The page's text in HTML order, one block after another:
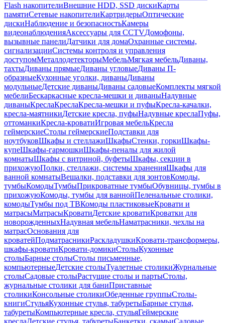
Flash накопителиВнешние HDD, SSD дискиКарты
памятиСетевые накопителиКартридерыОптические
дискиНаблюдение и безопасностьКамеры
видеонаблюденияАксессуары для CCTVДомофоны,
вызывные панелиДатчики для домаОхранные системы,
сигнализацииСистемы контроля и управления
доступомМеталлодетекторыМебельМягкая мебельДиваны,
тахтыДиваны прямыеДиваны угловыеДиваны П-
образныеКухонные уголки, диваныДиваны
модульныеДетские диваныДиваны садовыеКомплекты мягкой
мебелиБескаркасные кресла-мешки и диваныНадувные
диваныКреслаКреслаКресла-мешки и пуфыКресла-качалки,
кресла-маятникиДетские кресла, пуфыНадувные креслаПуфы,
оттоманкиКресла-кроватиИгровая мебельКресла
геймерскиеСтолы геймерскиеПодставки для
ноутбуковШкафы и стеллажиШкафыСтенки, горкиШкафы-
купеШкафы-гармошкиШкафы-пеналы для жилой
комнатыШкафы с витриной, буфетыШкафы, секции в
прихожуюПолки, стеллажи, системы храненияШкафы для
ванной комнатыВешалки, подставки для зонтовКомоды,
тумбыКомодыТумбыПрикроватные тумбыОбувницы, тумбы в
прихожуюКомоды, тумбы для ваннойПеленальные столики,
комодыТумбы под ТВКомоды пластиковыеКровати и
матрасыМатрасыКроватиДетские кроватиКроватки для
новорожденныхНадувная мебельНаматрасники, чехлы на
матрасОснования для
кроватейПодматрасникиРаскладушкиКровати-трансформеры,
шкафы-кроватиКровати-домикиСтолыКухонные
столыБарные столыСтолы письменные,
компьютерныеДетские столыТуалетные столикиЖурнальные
столыСадовые столыРастущие столы и партыСтолы,
журнальные столики для баниПриставные
столикиКонсольные столикиОбеденные группыСтолы-
книгиСтульяКухонные стулья, табуретыБарные стулья,
табуретыКомпьютерные кресла, стульяГеймерские
креслаДетские стулья, табуретыБанкетки, скамьиСадовые